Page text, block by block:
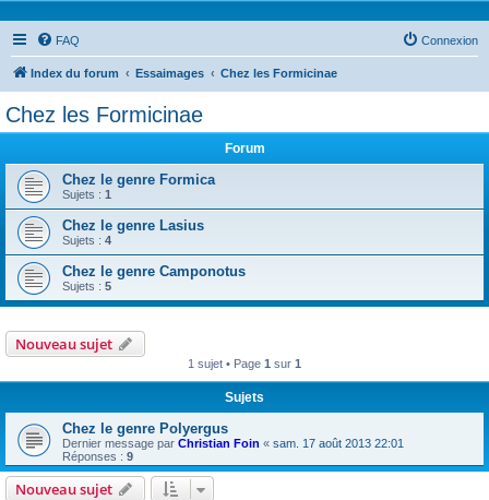
FAQ Connexion
Index du forum Essaimages Chez les Formicinae
Chez les Formicinae
Forum
Chez le genre Formica
Sujets : 1
Chez le genre Lasius
Sujets : 4
Chez le genre Camponotus
Sujets : 5
Nouveau sujet
1 sujet • Page 1 sur 1
Sujets
Chez le genre Polyergus
Dernier message par Christian Foin « sam. 17 août 2013 22:01
Réponses : 9
Nouveau sujet